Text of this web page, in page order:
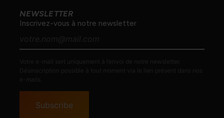
NEWSLETTER
Inscrivez-vous à notre newsletter